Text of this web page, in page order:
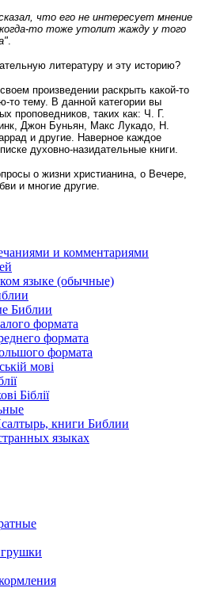
что его не интересует мнение
то тоже утолит жажду у того
литературу и эту историю?
произведении раскрыть какой-то
то тему. В данной категории вы
проповедников, таких как: Ч. Г.
Джон Буньян, Макс Лукадо, Н.
и другие. Наверное каждое
духовно-назидательные книги.
о жизни христианина, о Вечере,
и многие другие.
и комментариями
языке (обычные)
Библии
формата
формата
формата
мові
Біблії
книги Библии
языках